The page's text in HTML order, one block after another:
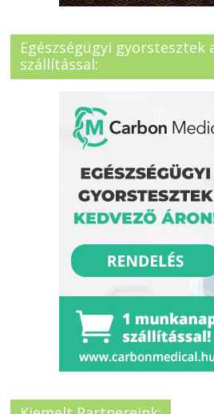
Egészségügyi gyorstesztek
szállítással: